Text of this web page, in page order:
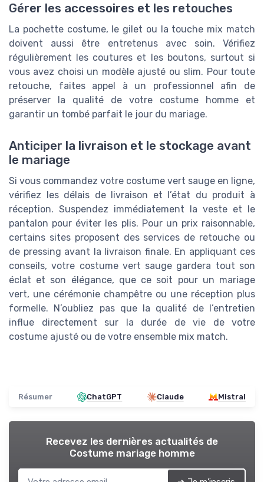
Gérer les accessoires et les retouches
La pochette costume, le gilet ou la touche mix match
doivent aussi être entretenus avec soin. Vérifiez
régulièrement les coutures et les boutons, surtout si
vous avez choisi un modèle ajusté ou slim. Pour toute
retouche, faites appel à un professionnel afin de
préserver la qualité de votre costume homme et
garantir un tombé parfait le jour du mariage.
Anticiper la livraison et le stockage avant
le mariage
Si vous commandez votre costume vert sauge en ligne,
vérifiez les délais de livraison et l’état du produit à
réception. Suspendez immédiatement la veste et le
pantalon pour éviter les plis. Pour un prix raisonnable,
certains sites proposent des services de retouche ou
de pressing avant la livraison finale. En appliquant ces
conseils, votre costume vert sauge gardera tout son
éclat et son élégance, que ce soit pour un mariage
vert, une cérémonie champêtre ou une réception plus
formelle. N’oubliez pas que la qualité de l’entretien
influe directement sur la durée de vie de votre
costume ajusté ou de votre ensemble mix match.
Résumer ChatGPT Claude Mistral
Recevez les dernières actualités de
Costume mariage homme